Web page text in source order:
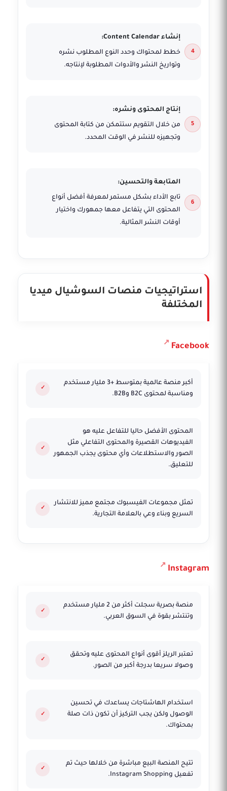
إنشاء Content Calendar:
خطط لمحتواك وحدد النوع المطلوب نشره
وتواريخ النشر والأدوات المطلوبة لإنتاجه.
إنتاج المحتوى ونشره:
من خلال التقويم ستتمكن من كتابة المحتوى
وتجهيزه للنشر في الوقت المحدد.
المتابعة والتحسين:
تابع الأداء بشكل مستمر لمعرفة أفضل أنواع
المحتوى التي يتفاعل معها جمهورك واختيار
أوقات النشر المثالية.
استراتيجيات منصات السوشيال ميديا
المختلفة
Facebook
أكبر منصة عالمية بمتوسط +3 مليار مستخدم
ومناسبة لمحتوى B2C وB2B.
المحتوى الأفضل حاليا للتفاعل عليه هو
الفيديوهات القصيرة والمحتوى التفاعلي مثل
الصور والاستطلاعات وأي محتوى يجذب الجمهور
للتعليق.
تمثل مجموعات الفيسبوك مجتمع مميز للانتشار
السريع وبناء وعي بالعلامة التجارية.
Instagram
منصة بصرية سجلت أكثر من 2 مليار مستخدم
وتنتشر بقوة في السوق العربي.
تعتبر الريلز أقوى أنواع المحتوى عليه وتحقق
وصولا سريعا بدرجة أكبر من الصور.
استخدام الهاشتاجات يساعدك في تحسين
الوصول ولكن يجب التركيز أن تكون ذات صلة
بمحتواك.
تتيح المنصة البيع مباشرة من خلالها حيث تم
تفعيل Instagram Shopping.